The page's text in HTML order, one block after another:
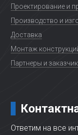
Проектирование и
Производство и
Доставка
Монтаж
Партнеры и
Ответим на все